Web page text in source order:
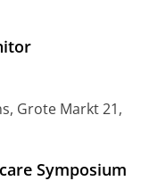
Grote Markt 21,
Symposium